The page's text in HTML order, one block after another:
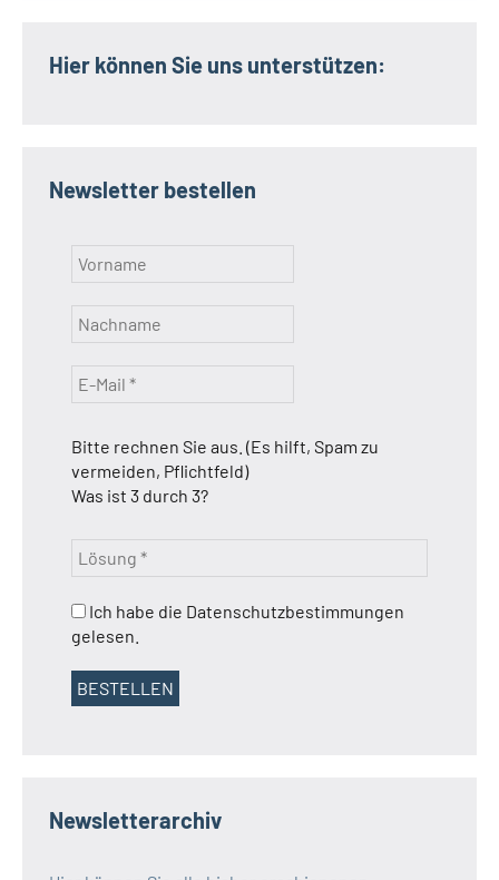
Hier können Sie uns unterstützen:
Newsletter bestellen
Bitte rechnen Sie aus. (Es hilft, Spam zu
vermeiden, Pflichtfeld)
Was ist 3 durch 3?
Ich habe die Datenschutzbestimmungen
gelesen.
Newsletterarchiv